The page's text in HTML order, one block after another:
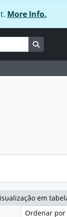
More Info.
em
Ordenar